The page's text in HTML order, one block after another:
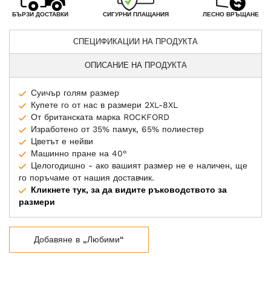
БЪРЗИ ДОСТАВКИ СИГУРНИ ПЛАЩАНИЯ ЛЕСНО ВРЪЩАНЕ
СПЕЦИФИКАЦИИ НА ПРОДУКТА
ОПИСАНИЕ НА ПРОДУКТА
Суичър голям размер
Купете го от нас в размери 2XL-8XL
От британската марка ROCKFORD
Изработено от 35% памук, 65% полиестер
Цветът е нейви
Машинно пране на 40°
Целогодишно - ако вашият размер не е наличен, ще
го поръчаме от нашия доставчик.
Кликнете тук, за да видите ръководството за
размери
Добавяне в „Любими“